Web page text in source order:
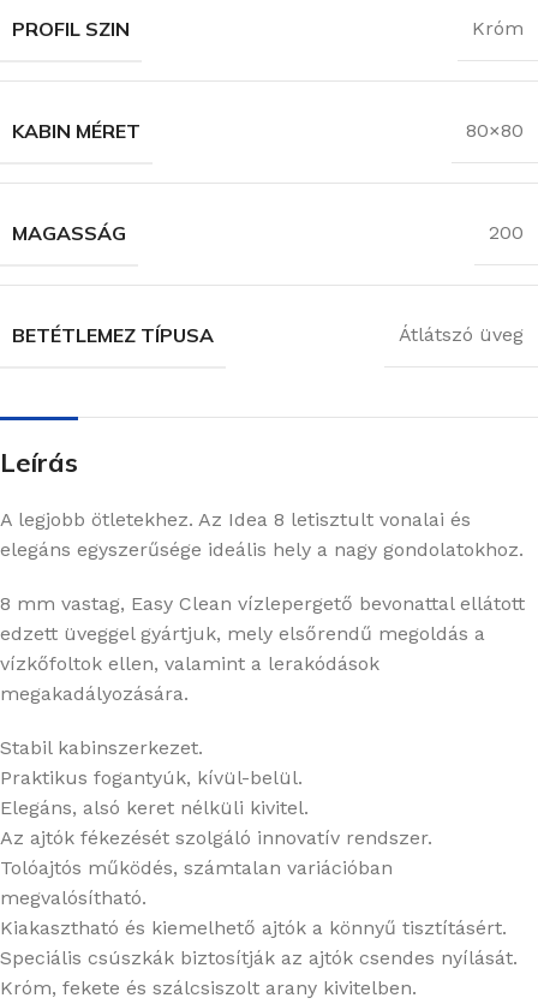
PROFIL SZIN Króm
KABIN MÉRET 80×80
MAGASSÁG 200
BETÉTLEMEZ TÍPUSA Átlátszó üveg
Leírás
A legjobb ötletekhez. Az Idea 8 letisztult vonalai és
elegáns egyszerűsége ideális hely a nagy gondolatokhoz.
8 mm vastag, Easy Clean vízlepergető bevonattal ellátott
edzett üveggel gyártjuk, mely elsőrendű megoldás a
vízkőfoltok ellen, valamint a lerakódások
megakadályozására.
Stabil kabinszerkezet.
Praktikus fogantyúk, kívül-belül.
Elegáns, alsó keret nélküli kivitel.
Az ajtók fékezését szolgáló innovatív rendszer.
Tolóajtós működés, számtalan variációban
megvalósítható.
Kiakasztható és kiemelhető ajtók a könnyű tisztításért.
Speciális csúszkák biztosítják az ajtók csendes nyílását.
Króm, fekete és szálcsiszolt arany kivitelben.